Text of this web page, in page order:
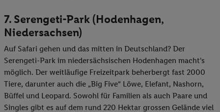
7. Serengeti-Park (Hodenhagen,
Niedersachsen)
Auf Safari gehen und das mitten in Deutschland? Der
Serengeti-Park im niedersächsischen Hodenhagen macht's
möglich. Der weitläufige Freizeitpark beherbergt fast 2000
Tiere, darunter auch die „Big Five“ Löwe, Elefant, Nashorn,
Büffel und Leopard. Sowohl für Familien als auch Paare und
Singles gibt es auf dem rund 220 Hektar grossen Gelände viel